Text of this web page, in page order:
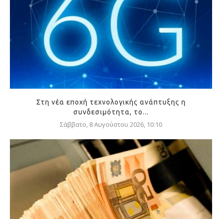
Στη νέα εποχή τεχνολογικής ανάπτυξης η
συνδεσιμότητα, το...
Σάββατο, 8 Αυγούστου 2026, 10:10